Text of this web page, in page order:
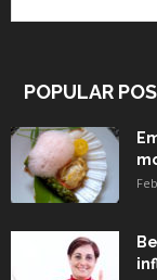
POPULAR